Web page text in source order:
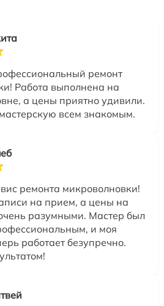
ремонт
Работа выполнена на
а цены приятно удивили.
всем знакомым.
ремонта микроволновки!
на прием, а цены на
разумными. Мастер был
и моя
работает безупречно.